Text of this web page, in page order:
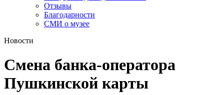
Отзывы
Благодарности
СМИ о музее
Новости
Смена банка-оператора
Пушкинской карты